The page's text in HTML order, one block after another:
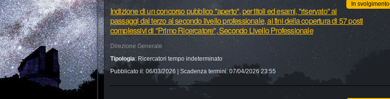
In svolgimento
Indizione di un concorso pubblico "aperto", per titoli ed esami, "riservato" ai
passaggi dal terzo al secondo livello professionale, ai fini della copertura di 57 posti
complessivi di "Primo Ricercatore", Secondo Livello Professionale
Direzione Generale
Tipologia: Ricercatori tempo indeterminato
Pubblicato il: 06/03/2026 | Scadenza termini:07/04/2026 23:55